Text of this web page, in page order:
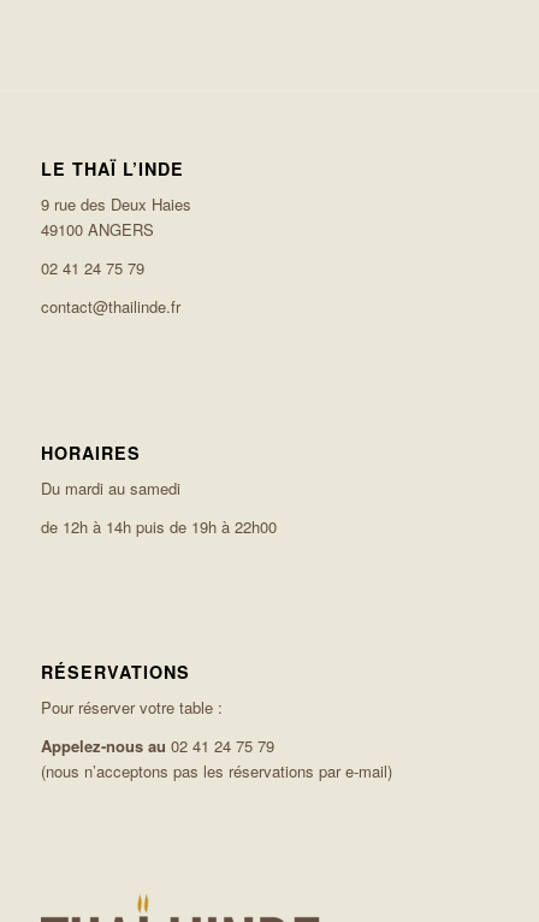
LE THAÏ L’INDE
9 rue des Deux Haies
49100 ANGERS
02 41 24 75 79
contact@thailinde.fr
HORAIRES
Du mardi au samedi
de 12h à 14h puis de 19h à 22h00
RÉSERVATIONS
Pour réserver votre table :
Appelez-nous au 02 41 24 75 79
(nous n’acceptons pas les réservations par e-mail)